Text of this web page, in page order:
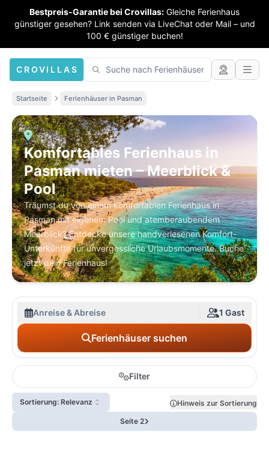
Bestpreis-Garantie bei Crovillas: Gleiche Ferienhaus
günstiger gesehen? Link senden via LiveChat oder Mail – und
100 € günstiger buchen!
CROVILLAS
Startseite Ferienhäuser in Pasman
Komfortables Ferienhaus in
Pasman mieten – Meerblick &
Pool
Träumst du von einem komfortablen Ferienhaus in
Pasman mit eigenem Pool und atemberaubendem
Meerblick? Entdecke unsere handverlesenen Komfort-
Unterkünfte für unvergessliche Urlaubsmomente. Buche
jetzt dein Ferienhaus!
Anreise & Abreise 1 Gast
Ferienhäuser suchen
Filter
Sortierung: Relevanz
Hinweis zur Sortierung
Seite 2